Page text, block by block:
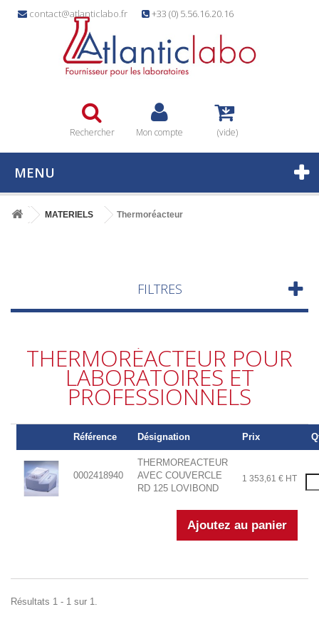
contact@atlanticlabo.fr +33 (0) 5.56.16.20.16
Rechercher Mon compte (vide)
MENU
MATERIELS Thermoréacteur
FILTRES
THERMORÉACTEUR POUR
LABORATOIRES ET
PROFESSIONNELS
Référence Désignation Prix
0002418940
THERMOREACTEUR
AVEC COUVERCLE
RD 125 LOVIBOND
1 353,61 € HT
Résultats 1 - 1 sur 1.